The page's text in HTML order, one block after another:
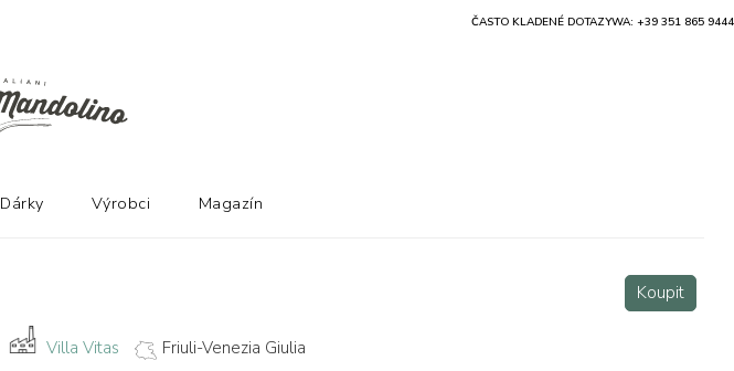
Koupit
Villa Vitas Friuli-Venezia Giulia
ČASTO KLADENÉ DOTAZYWA: +39 351 865 9444
Dárky Výrobci Magazín